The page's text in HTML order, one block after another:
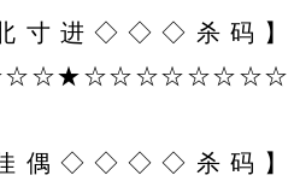
北寸进◇◇◇杀码】
佳偶◇◇◇◇杀码】